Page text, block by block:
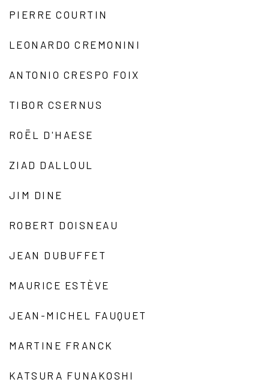
PIERRE COURTIN
LEONARDO CREMONINI
ANTONIO CRESPO FOIX
TIBOR CSERNUS
ROËL D'HAESE
ZIAD DALLOUL
JIM DINE
ROBERT DOISNEAU
JEAN DUBUFFET
MAURICE ESTÈVE
JEAN-MICHEL FAUQUET
MARTINE FRANCK
KATSURA FUNAKOSHI